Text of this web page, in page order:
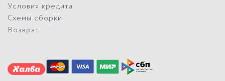
Условия кредита
Схемы сборки
Возврат